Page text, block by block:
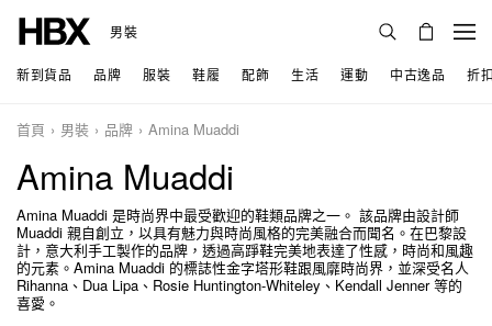
男裝
新到貨品 品牌 服裝 鞋履 配飾 生活 運動 中古逸品 折
首頁 男裝 品牌 Amina Muaddi
Amina Muaddi
Amina Muaddi 是時尚界中最受歡迎的鞋類品牌之一。 該品牌由設計師
Muaddi 親自創立，以具有魅力與時尚風格的完美融合而聞名。在巴黎設
計，意大利手工製作的品牌，透過高踭鞋完美地表達了性感，時尚和風趣
的元素。Amina Muaddi 的標誌性金字塔形鞋跟風靡時尚界，並深受名人
Rihanna、Dua Lipa、Rosie Huntington-Whiteley、Kendall Jenner 等的
喜愛。